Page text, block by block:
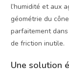
l’humidité et aux
géométrie du
parfaitement
de friction inutile.
Une solution